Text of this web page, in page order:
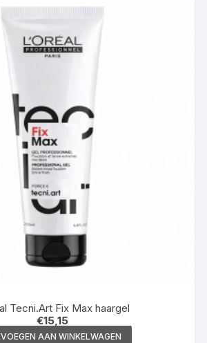
Tecni.Art Fix Max haargel
€15,15
AAN WINKELWAGEN